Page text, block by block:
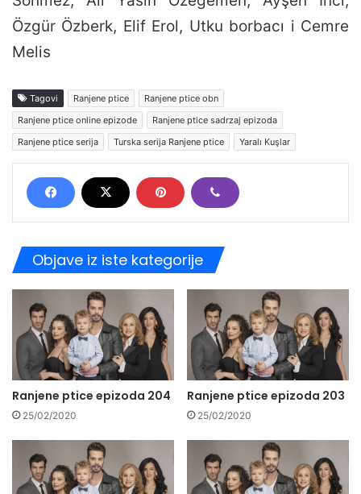
Özgür Özberk, Elif Erol, Utku borbacı i Cemre
Melis
Tagovi Ranjene ptice
Ranjene ptice obn
Ranjene ptice online epizode
Ranjene ptice sadrzaj epizoda
Ranjene ptice serija
Turska serija Ranjene ptice Yaralı Kuşlar
Objave iz iste kategorije
Ranjene ptice epizoda 204
25/02/2020
Ranjene ptice epizoda 203
25/02/2020